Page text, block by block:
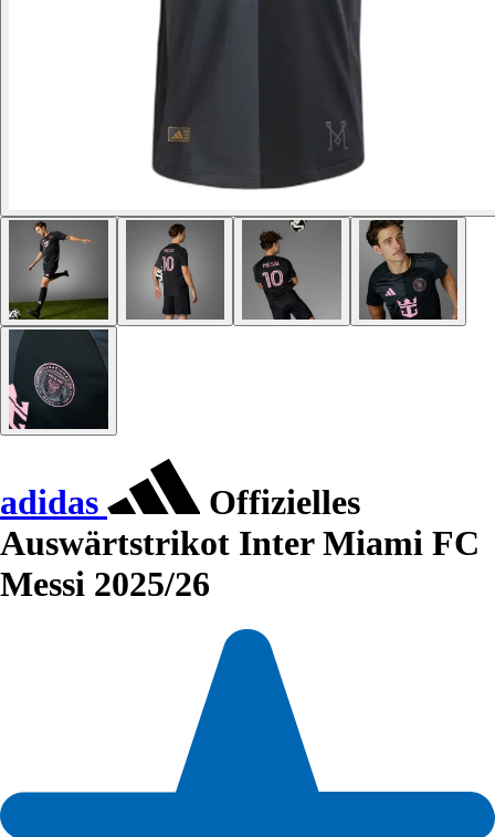
adidas
Offizielles
Auswärtstrikot Inter Miami FC
Messi 2025/26